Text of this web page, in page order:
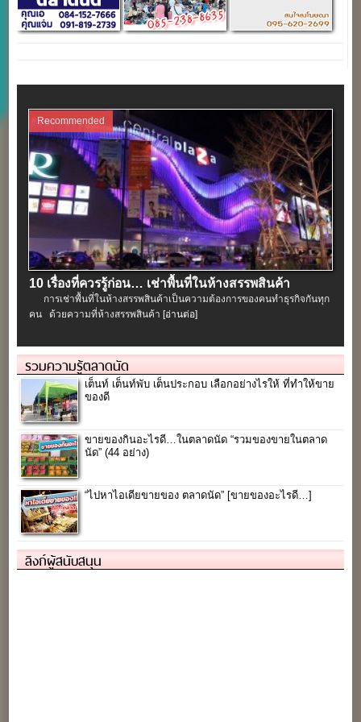
Recommended
10 เรื่องที่ควรรู้ก่อน… เช่าพื้นที่ในห้างสรรพสินค้า
การเช่าพื้นที่ในห้างสรรพสินค้าเป็นความต้องการของคนทำธุรกิจกันทุก
คน ด้วยความที่ห้างสรรพสินค้า [อ่านต่อ]
รวมความรู้ตลาดนัด
เต็นท์ เต็นท์พับ เต็นประกอบ เลือกอย่างไรให้ ที่ทำให้ขาย
ของดี
ขายของกินอะไรดี…ในตลาดนัด “รวมของขายในตลาด
นัด” (44 อย่าง)
“ไปหาไอเดียขายของ ตลาดนัด” [ขายของอะไรดี…]
ลิงก์ผู้สนับสนุน